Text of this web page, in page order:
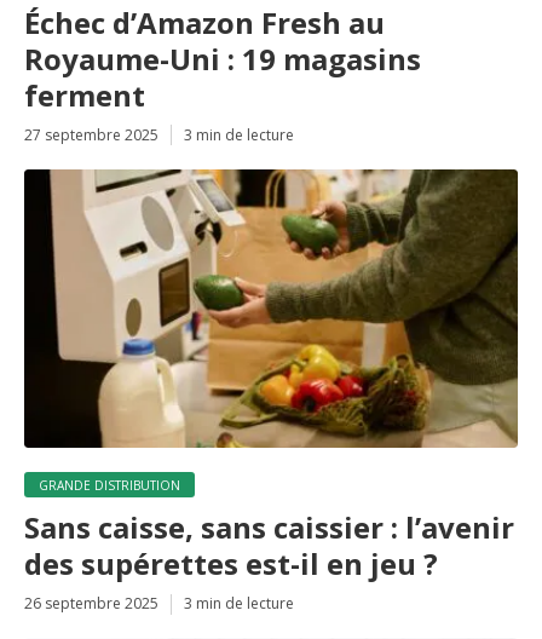
Échec d’Amazon Fresh au
Royaume-Uni : 19 magasins
ferment
27 septembre 2025 3 min de lecture
GRANDE DISTRIBUTION
Sans caisse, sans caissier : l’avenir
des supérettes est-il en jeu ?
26 septembre 2025 3 min de lecture